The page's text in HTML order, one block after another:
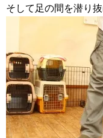
そして足の間を潜り